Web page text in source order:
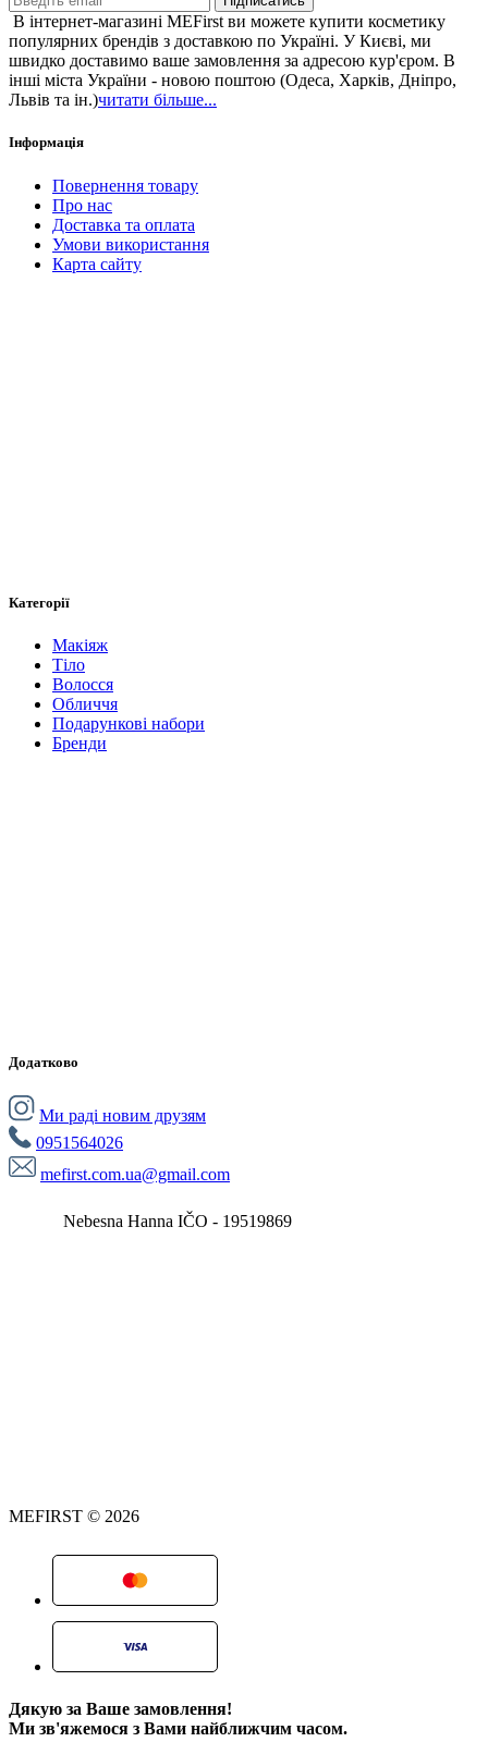
В інтернет-магазині MEFirst ви можете купити косметику
популярних брендів з доставкою по Україні. У Києві, ми
швидко доставимо ваше замовлення за адресою кур'єром. В
інші міста України - новою поштою (Одеса, Харків, Дніпро,
Львів та ін.)читати більше...
Інформація
Повернення товару
Про нас
Доставка та оплата
Умови використання
Карта сайту
Категорії
Макіяж
Тіло
Волосся
Обличчя
Подарункові набори
Бренди
Додатково
Ми раді новим друзям
0951564026
mefirst.com.ua@gmail.com
Nebesna Hanna IČO - 19519869
MEFIRST © 2026
Дякую за Ваше замовлення!
Ми зв'яжемося з Вами найближчим часом.